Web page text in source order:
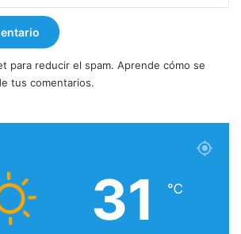
para reducir el spam. Aprende cómo se
tus comentarios.
31 ℃